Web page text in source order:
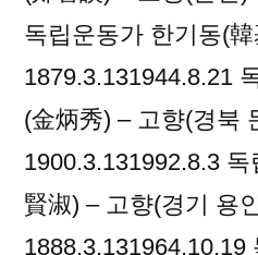
독립운동가 한기동(
1879.3.131944.8.21
(金炳秀) – 고향(경북
1900.3.131992.8.3
賢淑) – 고향(경기 용
1888.3.131964.10.19